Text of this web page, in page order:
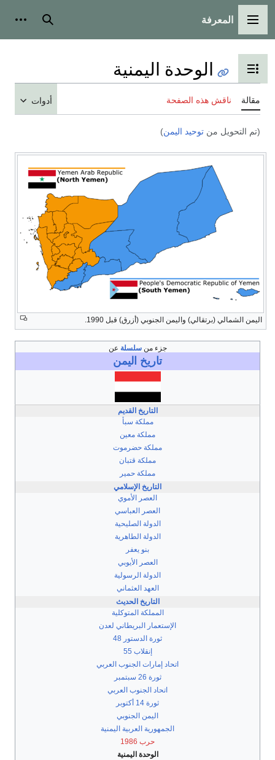
القائمة الرئيسية
المعرفة بحث
تبديل عرض جدول المحتويات
الوحدة اليمنية
مقالة ناقش هذه الصفحة أدوات
(تم التحويل من توحيد اليمن)
اليمن الشمالي (برتقالي) واليمن الجنوبي (أزرق) قبل 1990.
جزء منسلسلة عن
تاريخ اليمن
التاريخ القديم
مملكة سبأ
مملكة معين
مملكة حضرموت
مملكة قتبان
مملكة حمير
التاريخ الإسلامي
العصر الأموي
العصر العباسي
الدولة الصليحية
الدولة الطاهرية
بنو يعفر
العصر الأيوبي
الدولة الرسولية
العهد العثماني
التاريخ الحديث
المملكة المتوكلية
الإستعمار البريطاني لعدن
ثورة الدستور 48
إنقلاب 55
اتحاد إمارات الجنوب العربي
ثورة 26 سبتمبر
اتحاد الجنوب العربي
ثورة 14 أكتوبر
اليمن الجنوبي
الجمهورية العربية اليمنية
حرب 1986
الوحدة اليمنية